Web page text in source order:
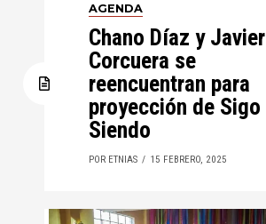
AGENDA
Chano Díaz y Javier
Corcuera se
reencuentran para
proyección de Sigo
Siendo
POR ETNIAS 15 FEBRERO, 2025